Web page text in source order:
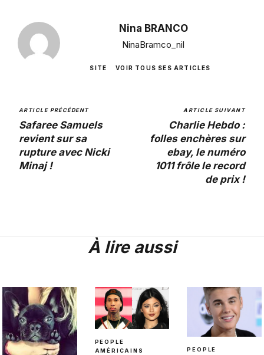
Nina BRANCO
NinaBramco_nil
SITE VOIR TOUS SES ARTICLES
ARTICLE PRÉCÉDENT
Safaree Samuels
revient sur sa
rupture avec Nicki
Minaj !
ARTICLE SUIVANT
Charlie Hebdo :
folles enchères sur
ebay, le numéro
1011 frôle le record
de prix !
À lire aussi
PEOPLE
AMÉRICAINS
PEOPLE